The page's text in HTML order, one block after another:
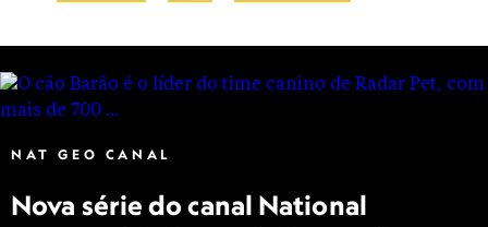
NAT GEO CANAL
Nova série do canal National